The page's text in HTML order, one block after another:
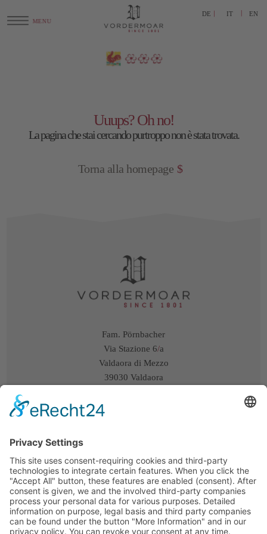
DE IT EN
Uuups? Oh no!
La pagina che stai cercando purtroppo non è stata trovata.
Torna alla homepage
Fam. Pörnbacher
Via Stazione 6/a
Valdaora di Mezzo
39030 Valdaora
Arrivo/Mappa
P.IVA:IT03181060215